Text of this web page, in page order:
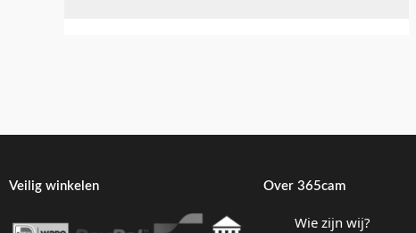
Veilig winkelen Over 365cam
Wie zijn wij?